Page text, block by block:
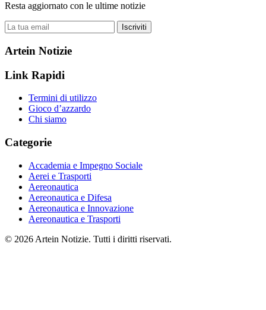
Resta aggiornato con le ultime notizie
Iscriviti
Artein Notizie
Link Rapidi
Termini di utilizzo
Gioco d’azzardo
Chi siamo
Categorie
Accademia e Impegno Sociale
Aerei e Trasporti
Aereonautica
Aereonautica e Difesa
Aereonautica e Innovazione
Aereonautica e Trasporti
© 2026 Artein Notizie. Tutti i diritti riservati.